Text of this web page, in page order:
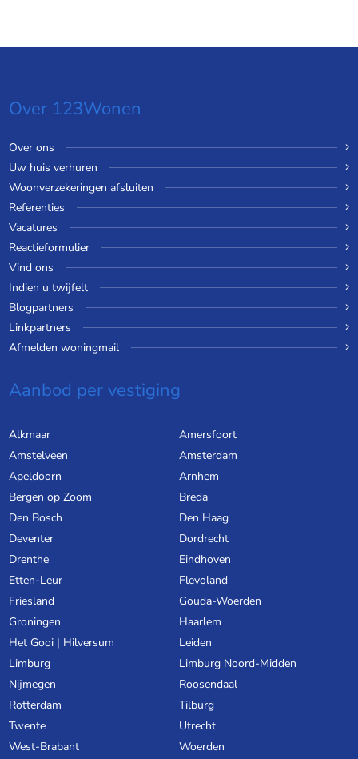
Over 123Wonen
Over ons
Uw huis verhuren
Woonverzekeringen afsluiten
Referenties
Vacatures
Reactieformulier
Vind ons
Indien u twijfelt
Blogpartners
Linkpartners
Afmelden woningmail
Aanbod per vestiging
Alkmaar
Amersfoort
Amstelveen
Amsterdam
Apeldoorn
Arnhem
Bergen op Zoom
Breda
Den Bosch
Den Haag
Deventer
Dordrecht
Drenthe
Eindhoven
Etten-Leur
Flevoland
Friesland
Gouda-Woerden
Groningen
Haarlem
Het Gooi | Hilversum
Leiden
Limburg
Limburg Noord-Midden
Nijmegen
Roosendaal
Rotterdam
Tilburg
Twente
Utrecht
West-Brabant
Woerden